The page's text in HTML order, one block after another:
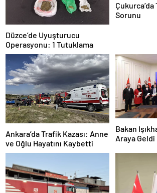
Düzce’de Uyuşturucu
Operasyonu: 1 Tutuklama
Çukurca’da
Sorunu
Ankara’da Trafik Kazası: Anne
ve Oğlu Hayatını Kaybetti
Bakan
Araya Geldi